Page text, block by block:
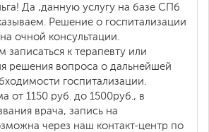
Да ,данную услугу на базе СПб
Решение о госпитализации
очной консультации.
записаться к терапевту или
решения вопроса о дальнейшей
госпитализации.
от 1150 руб. до 1500руб., в
врача, запись на
через наш контакт-центр по